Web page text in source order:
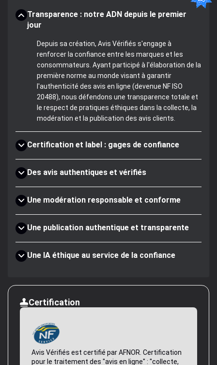
Transparence : notre ADN depuis le premier
jour
Depuis sa création, Avis Vérifiés s'engage à
renforcer la confiance entre les marques et les
consommateurs. Ayant participé à l'élaboration de la
première norme au monde visant à garantir
l'authenticité des avis en ligne (devenue NF ISO
20488), nous défendons une transparence totale et
le respect de pratiques éthiques dans la collecte, la
modération et la publication des avis clients.
Certification et label : gages de confiance
Des avis authentiques et vérifiés
Une modération responsable et conforme
Une publication authentique et transparente
Une IA éthique au service de la confiance
Certification
Avis Vérifiés est certifié par AFNOR. Certification
pour le traitement des "avis en ligne" : "collecte,